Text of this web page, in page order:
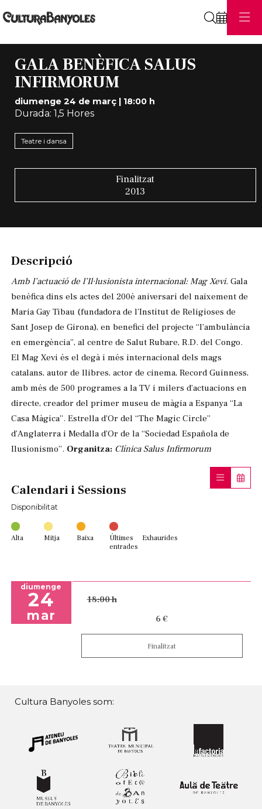
GALA BENÈFICA SALUS
INFIRMORUM
diumenge 24 de març| 18:00 h
Durada: 1,5 Hores
Teatre i dansa
Finalitzat
2013
Descripció
Amb l’actuació de l’Il·lusionista internacional: Mag Xevi. Gala
benèfica dins els actes del 200è aniversari del naixement de
Maria Gay Tibau (fundadora de l’Institut de Religioses de
Sant Josep de Girona), en benefici del projecte “l’ambulància
en emergència”, al centre de Salut Rubare, R.D. del Congo.
El Mag Xevi és el degà i més internacional dels mags
catalans, autor de llibres, actor de cinema, Record Guinness,
amb més de 500 programes a la TV i milers d’actuacions en
directe, creador del primer museu de màgia a Espanya “La
Casa Màgica”. Estrella d’Or del “The Magic Circle”
d’Anglaterra i Medalla d’Or de la “Sociedad Española de
Ilusionismo”. Organitza: Clínica Salus Infirmorum
Calendari i Sessions
Disponibilitat
Alta Mitja Baixa
Últimes
entrades
Exhaurides
diumenge
24
mar
18:00 h
6 €
Finalitzat
Cultura Banyoles som: